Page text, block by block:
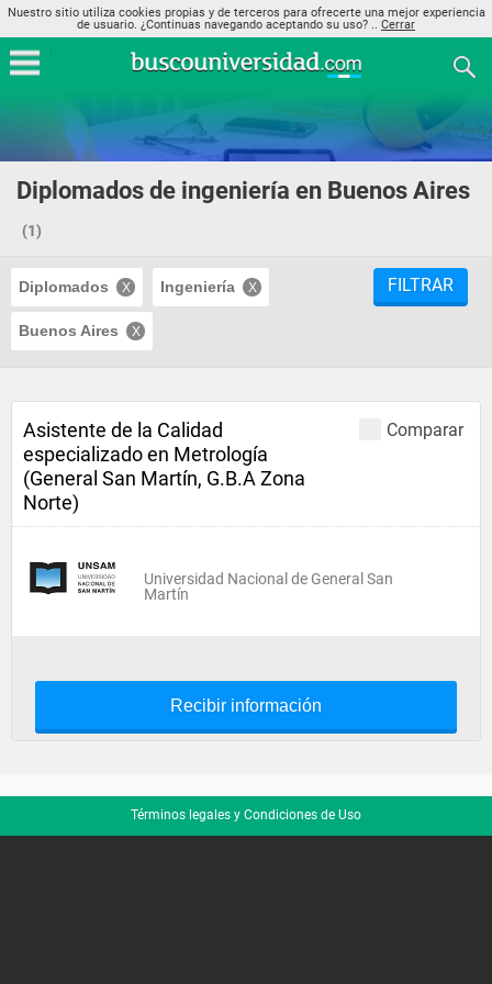
Nuestro sitio utiliza cookies propias y de terceros para ofrecerte una mejor experiencia
de usuario. ¿Continuas navegando aceptando su uso? .. Cerrar
Diplomados de ingeniería en Buenos Aires
(1)
Diplomados Ingeniería
Buenos Aires
FILTRAR
Comparar
Asistente de la Calidad
especializado en Metrología
(General San Martín, G.B.A Zona
Norte)
Universidad Nacional de General San
Martín
Recibir información
Términos legales y Condiciones de Uso